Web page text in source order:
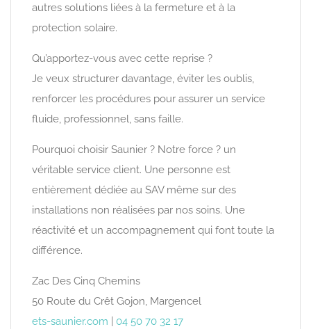
autres solutions liées à la fermeture et à la
protection solaire.
Qu’apportez-vous avec cette reprise ?
Je veux structurer davantage, éviter les oublis,
renforcer les procédures pour assurer un service
fluide, professionnel, sans faille.
Pourquoi choisir Saunier ? Notre force ? un
véritable service client. Une personne est
entièrement dédiée au SAV même sur des
installations non réalisées par nos soins. Une
réactivité et un accompagnement qui font toute la
différence.
Zac Des Cinq Chemins
50 Route du Crêt Gojon, Margencel
ets-saunier.com
04 50 70 32 17